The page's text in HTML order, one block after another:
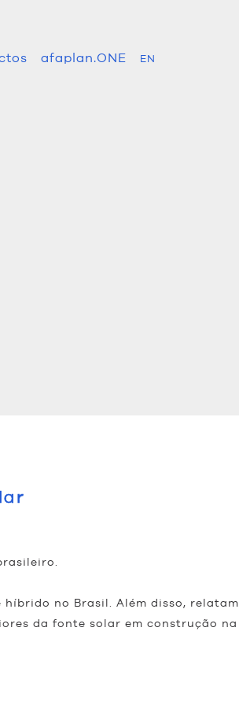
afaplan.ONE EN
no Brasil. Além disso, relatam
da fonte solar em construção na